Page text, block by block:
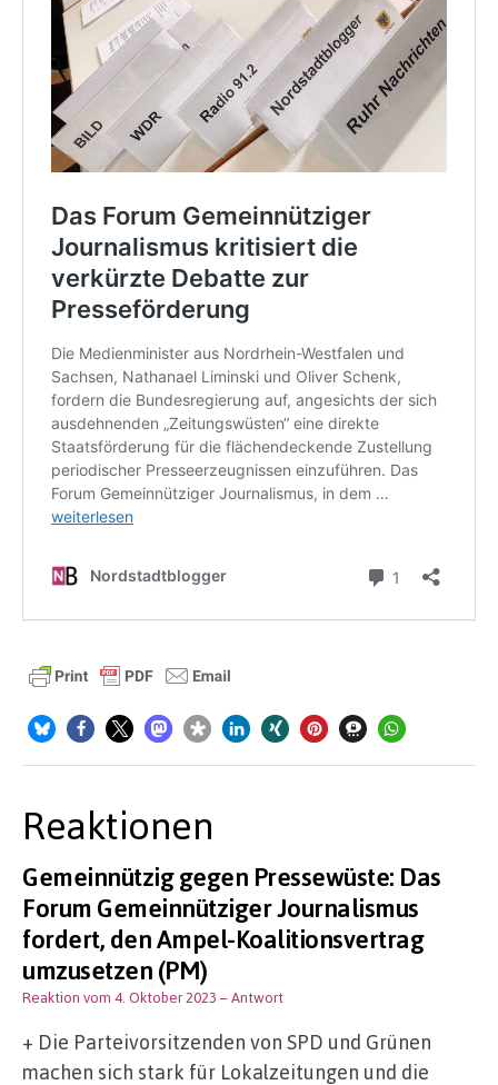
Reaktionen
Gemeinnützig gegen Pressewüste: Das
Forum Gemeinnütziger Journalismus
fordert, den Ampel-Koalitionsvertrag
umzusetzen (PM)
Reaktion vom 4. Oktober 2023 – Antwort
+ Die Parteivorsitzenden von SPD und Grünen
machen sich stark für Lokalzeitungen und die